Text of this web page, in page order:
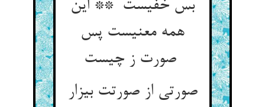
بس خفیست ** این
همه معنیست پس
صورتی از صورتت بیزار